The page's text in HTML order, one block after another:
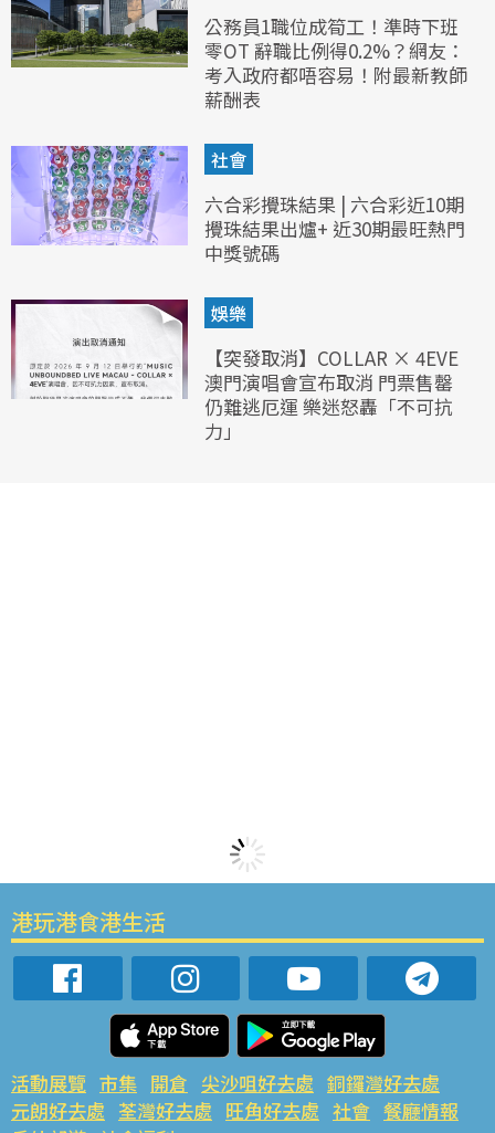
公務員1職位成筍工！準時下班
零OT 辭職比例得0.2%？網友：
考入政府都唔容易！附最新教師
薪酬表
社會
六合彩攪珠結果 | 六合彩近10期
攪珠結果出爐+ 近30期最旺熱門
中獎號碼
娛樂
【突發取消】COLLAR × 4EVE
澳門演唱會宣布取消 門票售罄
仍難逃厄運 樂迷怒轟「不可抗
力」
港玩港食港生活
活動展覽 市集 開倉 尖沙咀好去處 銅鑼灣好去處
元朗好去處 荃灣好去處 旺角好去處 社會 餐廳情報